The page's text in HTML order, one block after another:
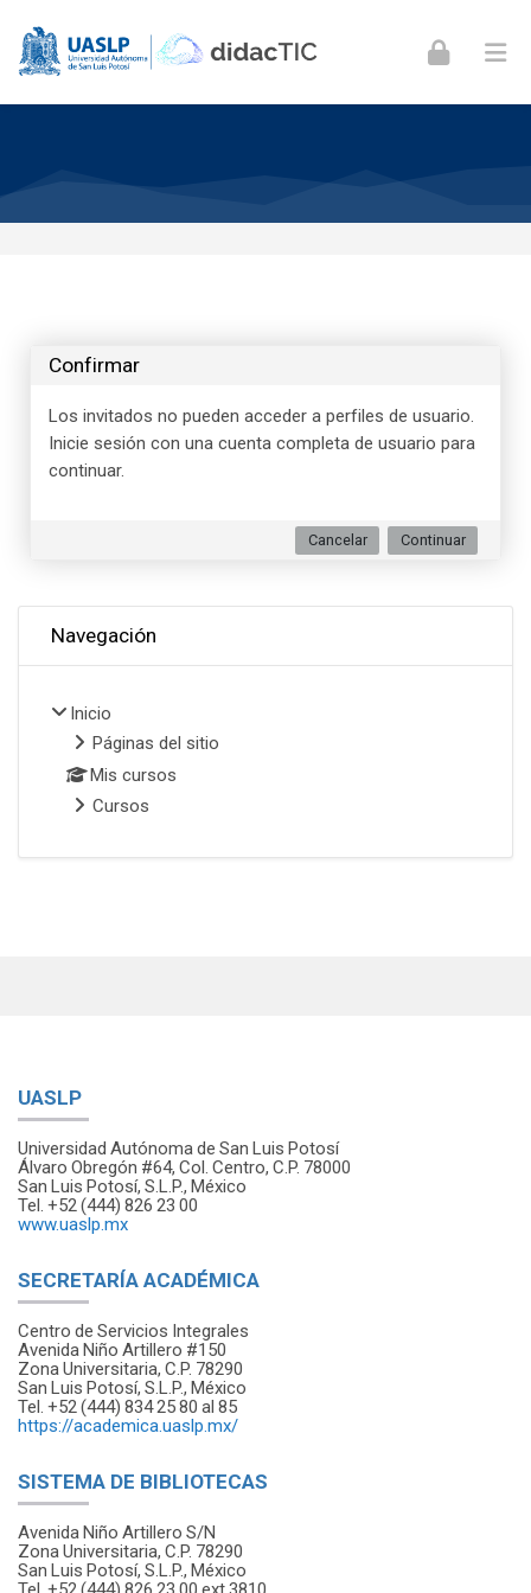
Confirmar
Los invitados no pueden acceder a perfiles de usuario.
Inicie sesión con una cuenta completa de usuario para
continuar.
Cancelar Continuar
Navegación
Inicio
Páginas del sitio
Mis cursos
Cursos
UASLP
Universidad Autónoma de San Luis Potosí
Álvaro Obregón #64, Col. Centro, C.P. 78000
San Luis Potosí, S.L.P., México
Tel. +52 (444) 826 23 00
www.uaslp.mx
SECRETARÍA ACADÉMICA
Centro de Servicios Integrales
Avenida Niño Artillero #150
Zona Universitaria, C.P. 78290
San Luis Potosí, S.L.P., México
Tel. +52 (444) 834 25 80 al 85
https://academica.uaslp.mx/
SISTEMA DE BIBLIOTECAS
Avenida Niño Artillero S/N
Zona Universitaria, C.P. 78290
San Luis Potosí, S.L.P., México